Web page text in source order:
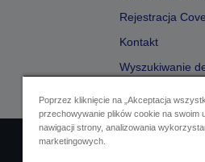
Rejestracja
Kontakt
Wyszukiwanie
Poprzez kliknięcie na „Akceptacja
przechowywanie plików cookie na swoim
nawigacji strony, analizowania
marketingowych.